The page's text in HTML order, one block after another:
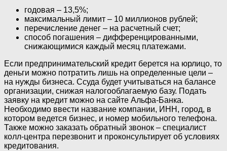
годовая – 13,5%;
максимальный лимит – 10 миллионов рублей;
перечисление денег – на расчетный счет;
способ погашения – дифференцированными,
снижающимися каждый месяц платежами.
Если предпринимательский кредит берется на юрлицо, то
деньги можно потратить лишь на определенные цели –
на нужды бизнеса. Ссуда будет учитываться на балансе
организации, снижая налогооблагаемую базу. Подать
заявку на кредит можно на сайте Альфа-Банка.
Необходимо ввести название компании, ИНН, город, в
котором ведется бизнес, и номер мобильного телефона.
Также можно заказать обратный звонок – специалист
колл-центра перезвонит и проконсультирует об условиях
кредитования.